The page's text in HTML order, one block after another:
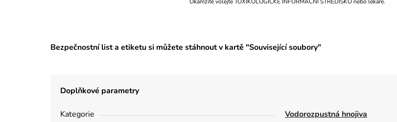
Bezpečnostní list a etiketu si můžete stáhnout v kartě "Související soubory"
Doplňkové parametry
Kategorie
Vodorozpustná hnojiva